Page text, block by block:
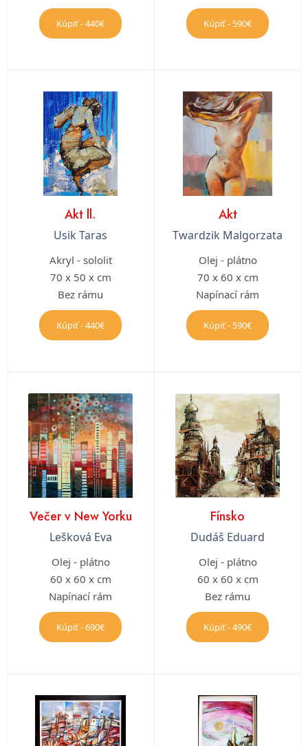
Kúpiť - 440€ Kúpiť - 590€
Akt ll.
Usik Taras
Akryl - sololit
70 x 50 x cm
Bez rámu
Kúpiť - 440€
Akt
Twardzik Malgorzata
Olej - plátno
70 x 60 x cm
Napínací rám
Kúpiť - 590€
Večer v New Yorku
Lešková Eva
Olej - plátno
60 x 60 x cm
Napínací rám
Kúpiť - 690€
Fínsko
Dudáš Eduard
Olej - plátno
60 x 60 x cm
Bez rámu
Kúpiť - 490€